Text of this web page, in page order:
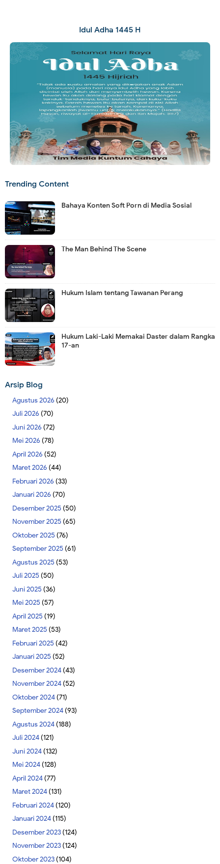
Idul Adha 1445 H
Trending Content
Bahaya Konten Soft Porn di Media Sosial
The Man Behind The Scene
Hukum Islam tentang Tawanan Perang
Hukum Laki-Laki Memakai Daster dalam Rangka
17-an
Arsip Blog
Agustus 2026 (20)
Juli 2026 (70)
Juni 2026 (72)
Mei 2026 (78)
April 2026 (52)
Maret 2026 (44)
Februari 2026 (33)
Januari 2026 (70)
Desember 2025 (50)
November 2025 (65)
Oktober 2025 (76)
September 2025 (61)
Agustus 2025 (53)
Juli 2025 (50)
Juni 2025 (36)
Mei 2025 (57)
April 2025 (19)
Maret 2025 (53)
Februari 2025 (42)
Januari 2025 (52)
Desember 2024(43)
November 2024(52)
Oktober 2024(71)
September 2024(93)
Agustus 2024(188)
Juli 2024(121)
Juni 2024(132)
Mei 2024(128)
April 2024(77)
Maret 2024(131)
Februari 2024(120)
Januari 2024(115)
Desember 2023(124)
November 2023(124)
Oktober 2023(104)